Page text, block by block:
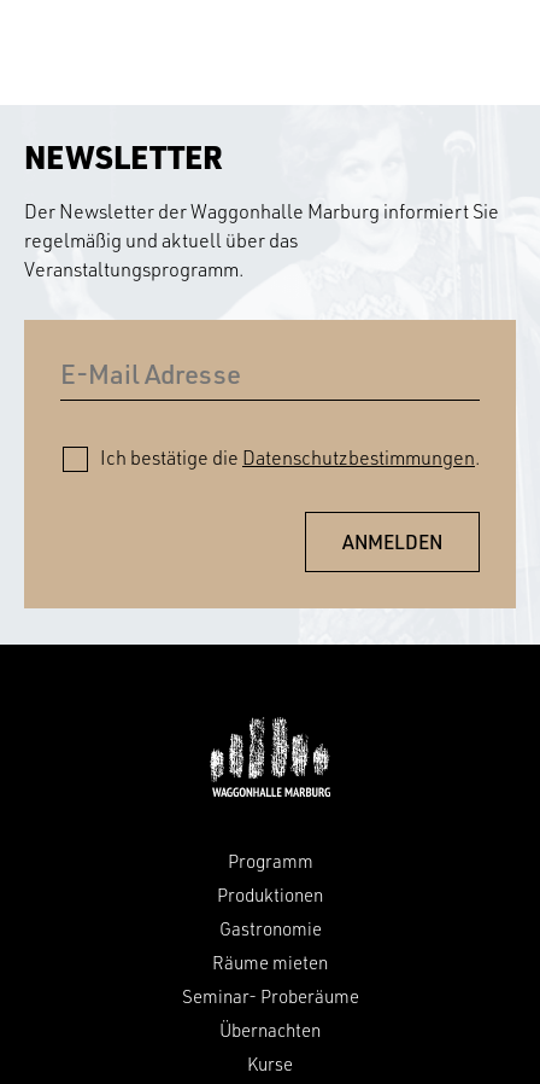
NEWSLETTER
Der Newsletter der Waggonhalle Marburg informiert Sie
regelmäßig und aktuell über das
Veranstaltungsprogramm.
Ich bestätige die Datenschutzbestimmungen.
Programm
Produktionen
Gastronomie
Räume mieten
Seminar- Proberäume
Übernachten
Kurse